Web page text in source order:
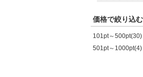
価格で絞り込む
101pt～500pt(30)
501pt～1000pt(4)